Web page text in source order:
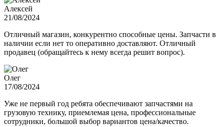
Алексей
21/08/2024
Отличный магазин, конкурентно способные цены. Запчасти в
наличии если нет то оперативно доставляют. Отличный
продавец (обращайтесь к нему всегда решит вопрос).
Олег
17/08/2024
Уже не первый год ребята обеспечивают запчастями на
грузовую технику, приемлемая цена, профессиональные
сотрудники, большой выбор вариантов цена/качество.